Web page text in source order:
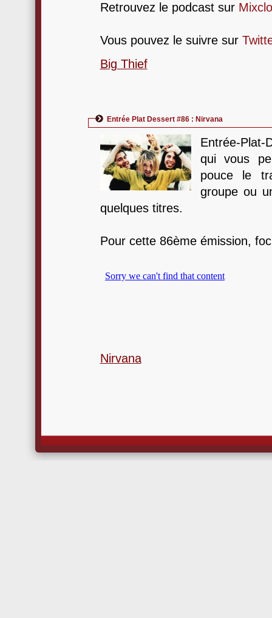
Retrouvez le podcast sur
Vous pouvez le suivre sur
Big Thief
Entrée Plat Dessert #86 : Nirvana
Entrée-
qui vous
pouce le
groupe ou
quelques titres.
Pour cette 86ème émission,
Nirvana